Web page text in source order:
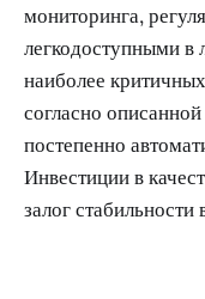
мониторинга,
легкодоступными в
наиболее
согласно
постепенно
Инвестиции в
залог